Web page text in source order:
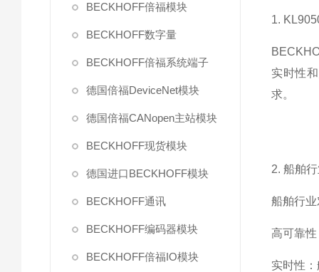
BECKHOFF倍福模块
BECKHOFF数字量
BECKHOFF倍福系统端子
德国倍福DeviceNet模块
德国倍福CANopen主站模块
BECKHOFF现货模块
德国进口BECKHOFF模块
BECKHOFF通讯
BECKHOFF编码器模块
BECKHOFF倍福IO模块
1.
实时性
求。
2. 船舶
船舶行
高可靠
实时性